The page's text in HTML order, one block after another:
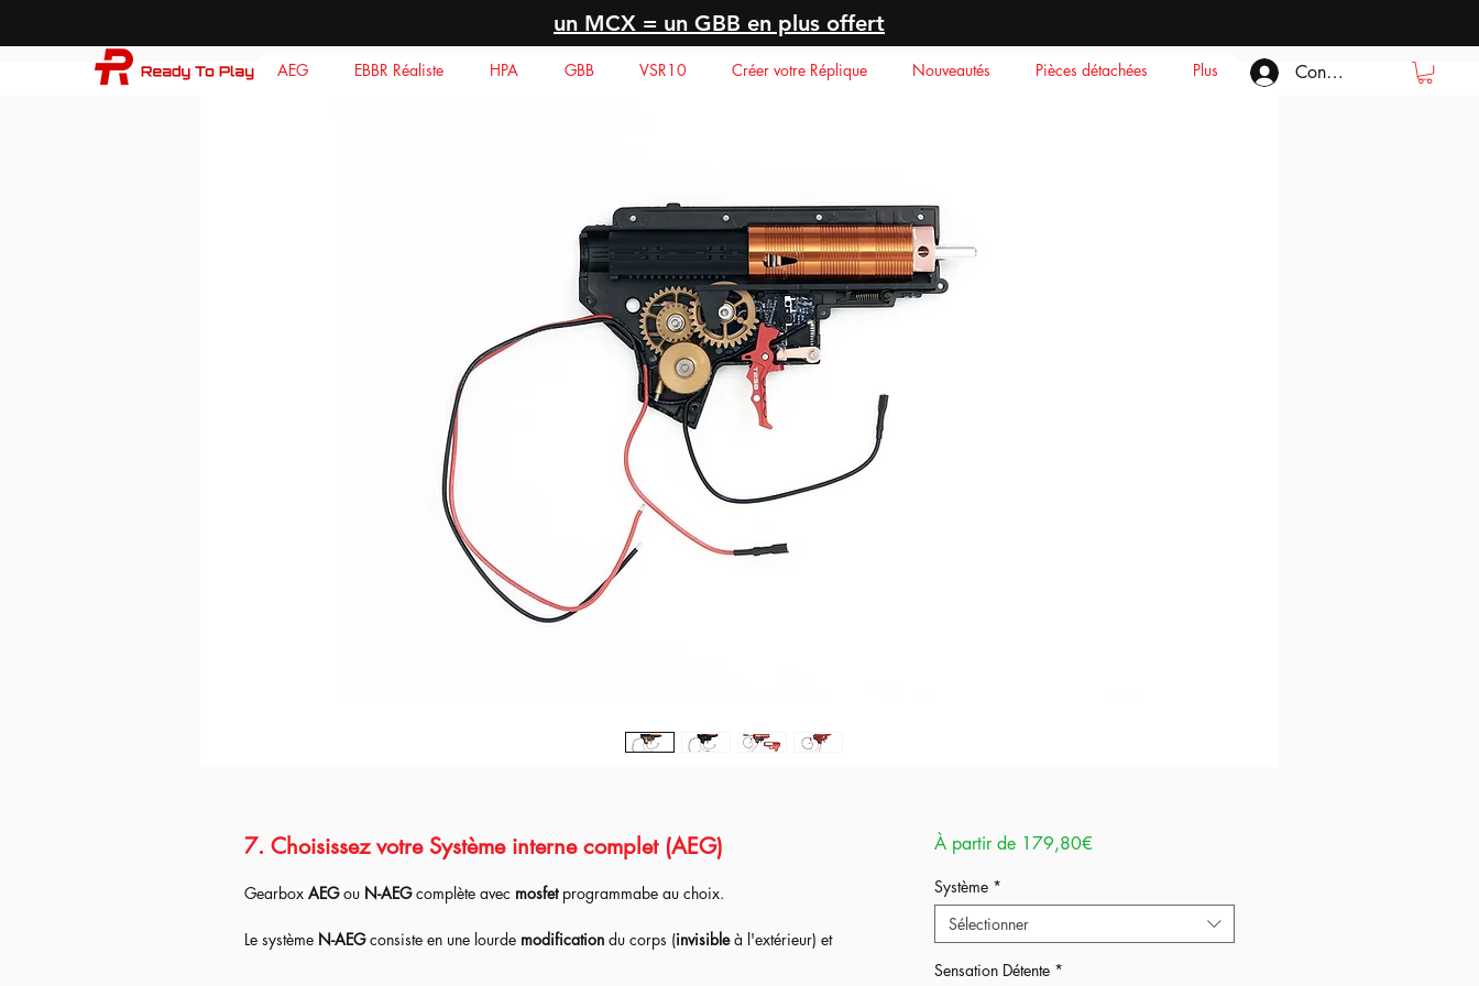
un MCX = un GBB en plus offert
AEG EBBR Réaliste HPA GBB VSR10 Créer votre Réplique Nouveautés Pièces détachées Plus Connexion
7. Choisissez votre Système interne complet (AEG)
Gearbox AEGou N-AEGcomplète avec mosfet programmabe au choix.
Le système N-AEGconsiste en une lourde modification du corps (invisibleà l'extérieur) et
À partir de 179,80€Prix
Système *
Sélectionner
Sensation Détente *